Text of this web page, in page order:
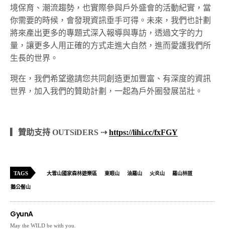
境保育、潮流趨勢，也實際參與戶外盛會的活動紀實，當
你需要的時候，會發現資訊垂手可得。未來，我們也計劃
將來產出更多的專題式深入報導與專訪，透過文字的力
量，讓更多人用正確的方式走進大自然，進而愛護我們所
生長的世界。
現在，我們希望邀請您共同創造更加豐富、有深度的資訊
世界，加入我們的贊助計劃，一起為戶外圈發展茁壯。
▎贊助支持 OUTSiDERS ⇢https://lihi.cc/fxFGY
TAGS 大雪山國家森林遊樂區 東眼山 油羅山 火炎山 羅山林道
鵝公髻山
GyunA
May the WILD be with you.